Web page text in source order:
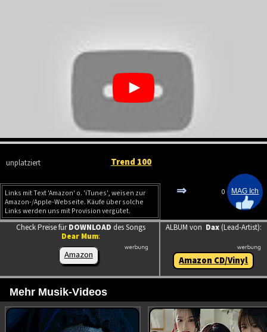
unplatziert Trend 100
Links mit Text 'Amazon' o. 'iTunes', weisen zur
Amazon-/Apple-Webseite. Käufe über solche
Links werden uns mit Provision vergütet.
⇒ 0
Check Preise fürDOWNLOAD des Songs
Dear Mum:
Amazon
ALBUM von Dax(Lead-Artist):
Amazon CD/Vinyl
Mehr Musik-Videos